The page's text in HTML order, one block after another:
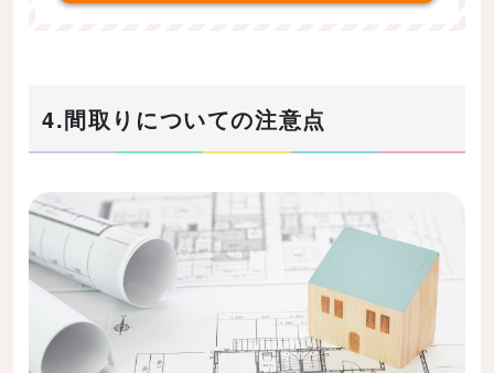
4.間取りについての注意点